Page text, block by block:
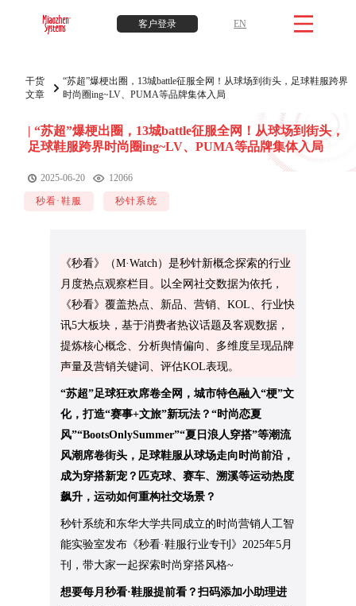
客户登录 EN
干货
文章
“苏超”爆梗出圈，13城battle征服全网！从球场到街头，足球鞋服跨界
时尚圈ing~LV、PUMA等品牌集体入局
| “苏超”爆梗出圈，13城battle征服全网！从球场到街头，
足球鞋服跨界时尚圈ing~LV、PUMA等品牌集体入局
2025-06-20 12066
秒看·鞋服 秒针系统
《秒看》（M·Watch）是秒针新概念探索的行业
月度热点观察栏目。以全网社交数据为依托，
《秒看》覆盖热点、新品、营销、KOL、行业快
讯5大板块，基于消费者热议话题及客观数据，
提炼核心概念、分析舆情偏向、多维度呈现品牌
声量及营销关键词、评估KOL表现。
“苏超”足球狂欢席卷全网，城市特色融入“梗”文
化，打造“赛事+文旅”新玩法？“时尚恋夏
风”“BootsOnlySummer”“夏日浪人穿搭”等潮流
风潮席卷街头，足球鞋服从球场走向时尚前沿，
成为穿搭新宠？匹克球、赛车、溯溪等运动热度
飙升，运动如何重构社交场景？
秒针系统和东华大学共同成立的时尚营销人工智
能实验室发布《秒看·鞋服行业专刊》2025年5月
刊，带大家一起探索时尚穿搭风格~
想要每月秒看·鞋服提前看？扫码添加小助理进